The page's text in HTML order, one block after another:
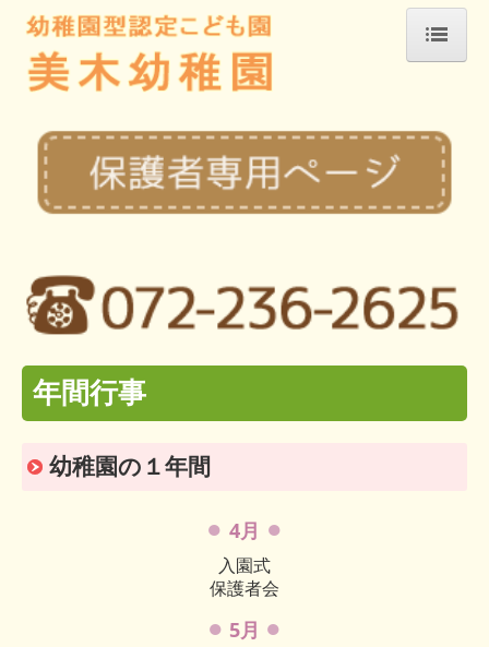
ホーム
新着情報2026
園の紹介
園での1日
年間行事
アクセスマップ
2026年度行事
2026年度保護者ページ
年間行事
幼稚園の１年間
● 4月 ●
入園式
保護者会
● 5月 ●